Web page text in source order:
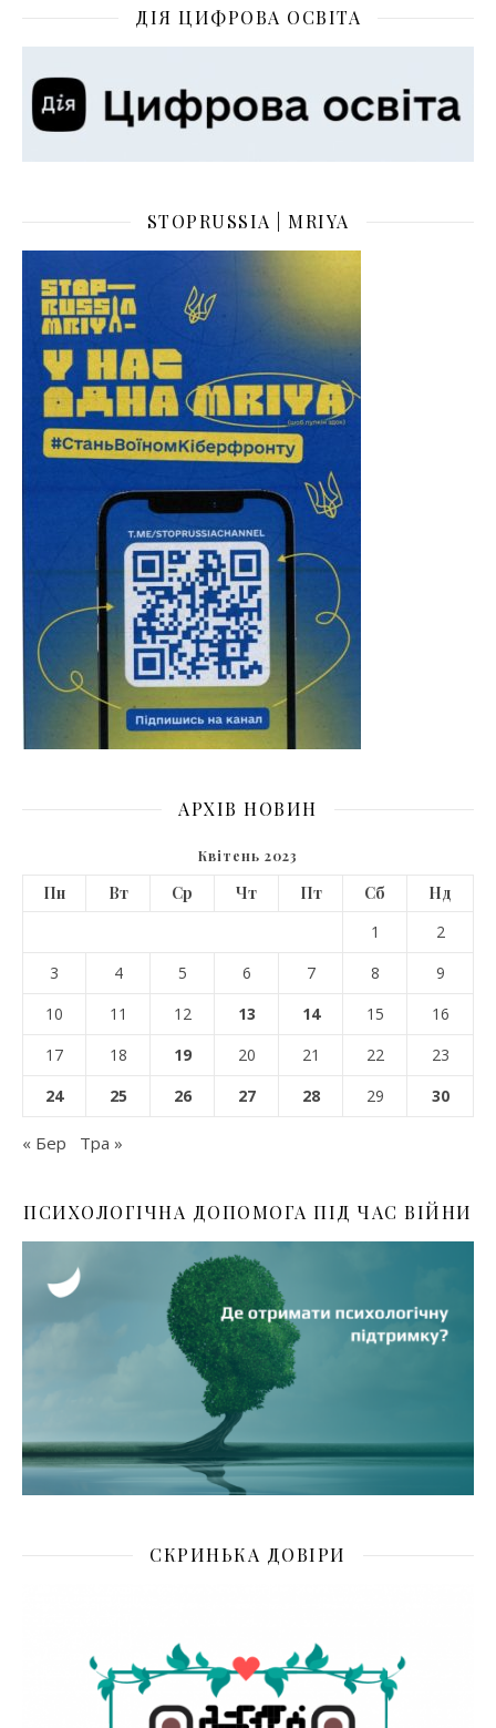
ДІЯ ЦИФРОВА ОСВІТА
STOPRUSSIA | MRIYA
АРХІВ НОВИН
Квітень 2023
Пн Вт Ср Чт Пт Сб
Нд
1
2
3
4 5 6 7 8
9
10
11 12 13 14 15
16
17
18 19 20 21 22
23
24
25 26 27 28 29 30
« Бер Тра »
ПСИХОЛОГІЧНА ДОПОМОГА ПІД ЧАС ВІЙНИ
СКРИНЬКА ДОВІРИ